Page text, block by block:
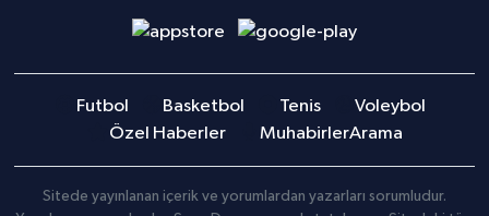
Futbol Basketbol Tenis
Voleybol
Özel Haberler
MuhabirlerArama
Sitede yayınlanan içerik ve yorumlardan yazarları sorumludur.